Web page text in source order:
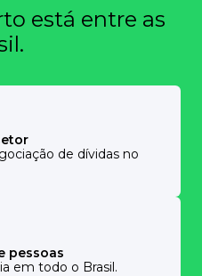
está entre as
de dívidas no
pessoas
em todo o Brasil.